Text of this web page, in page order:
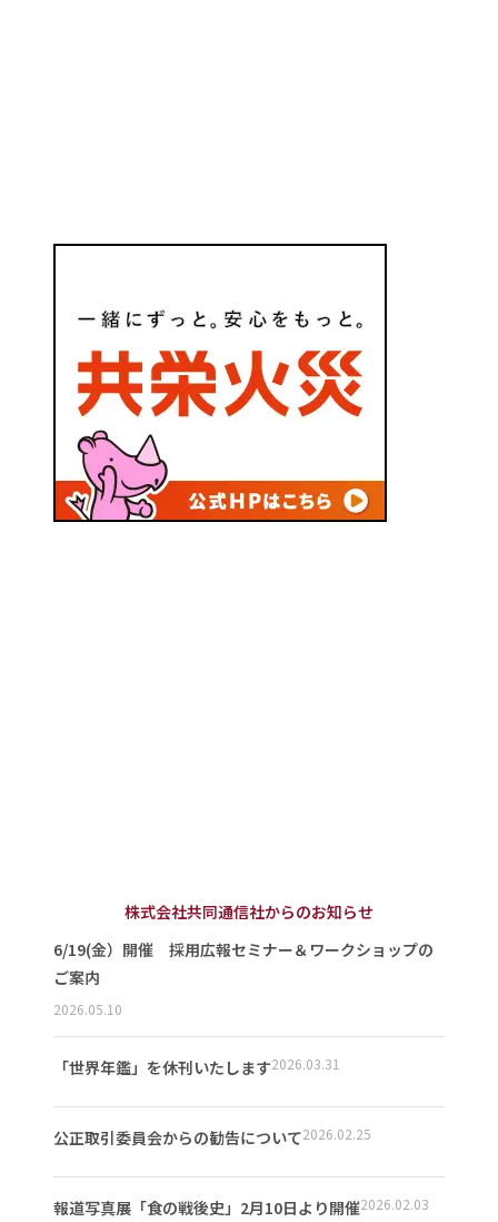
株式会社共同通信社からのお知らせ
6/19(金）開催 採用広報セミナー＆ワークショップの
ご案内
2026.05.10
「世界年鑑」を休刊いたします2026.03.31
公正取引委員会からの勧告について2026.02.25
報道写真展「食の戦後史」2月10日より開催2026.02.03